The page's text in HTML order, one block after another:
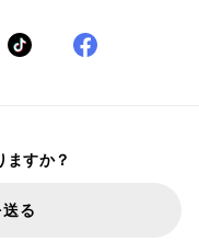
ますか？
る